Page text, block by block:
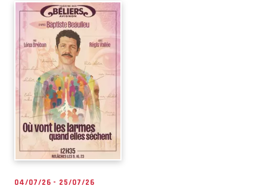
04/07/26 - 25/07/26